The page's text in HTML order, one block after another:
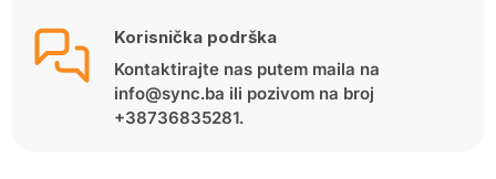
Korisnička podrška
Kontaktirajte nas putem maila na
info@sync.ba ili pozivom na broj
+38736835281.